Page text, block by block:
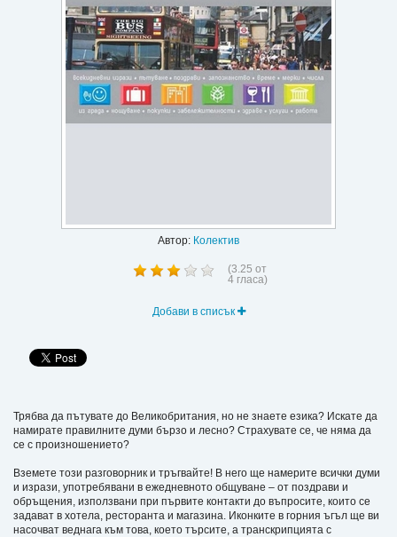
Контакти
Вход
Регистрация
Автор: Колектив
(3.25 от
4гласа)
Добави в списък
Трябва да пътувате до Великобритания, но не знаете езика? Искате да
намирате правилните думи бързо и лесно? Страхувате се, че няма да
се с произношението?
Вземете този разговорник и тръгвайте! В него ще намерите всички думи
и изрази, употребявани в ежедневното общуване – от поздрави и
обръщения, използвани при първите контакти до въпросите, които се
задават в хотела, ресторанта и магазина. Иконките в горния ъгъл ще ви
насочват веднага към това, което търсите, а транскрипцията с